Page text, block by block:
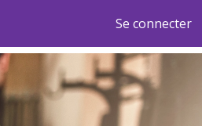
Se connecter